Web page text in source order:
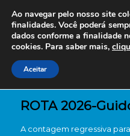
ROTA 2026-
A contagem regressiva
Ao navegar pelo nosso site
finalidades. Você poderá
dados conforme a finalidade
cookies. Para saber mais,
Aceitar